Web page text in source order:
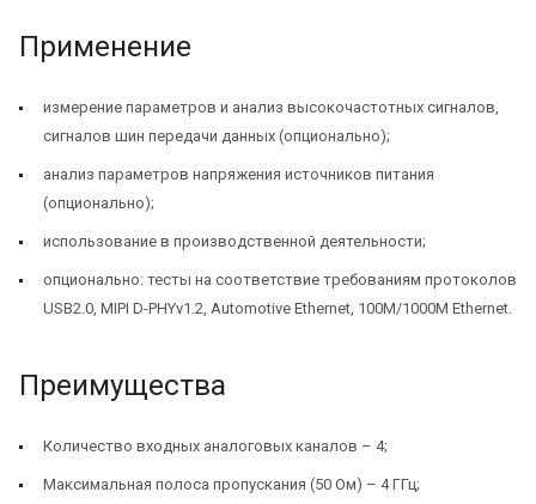
Применение
измерение параметров и анализ высокочастотных сигналов,
сигналов шин передачи данных (опционально);
анализ параметров напряжения источников питания
(опционально);
использование в производственной деятельности;
опционально: тесты на соответствие требованиям протоколов
USB2.0, MIPI D-PHYv1.2, Automotive Ethernet, 100M/1000M Ethernet.
Преимущества
Количество входных аналоговых каналов – 4;
Максимальная полоса пропускания (50 Ом) – 4 ГГц;